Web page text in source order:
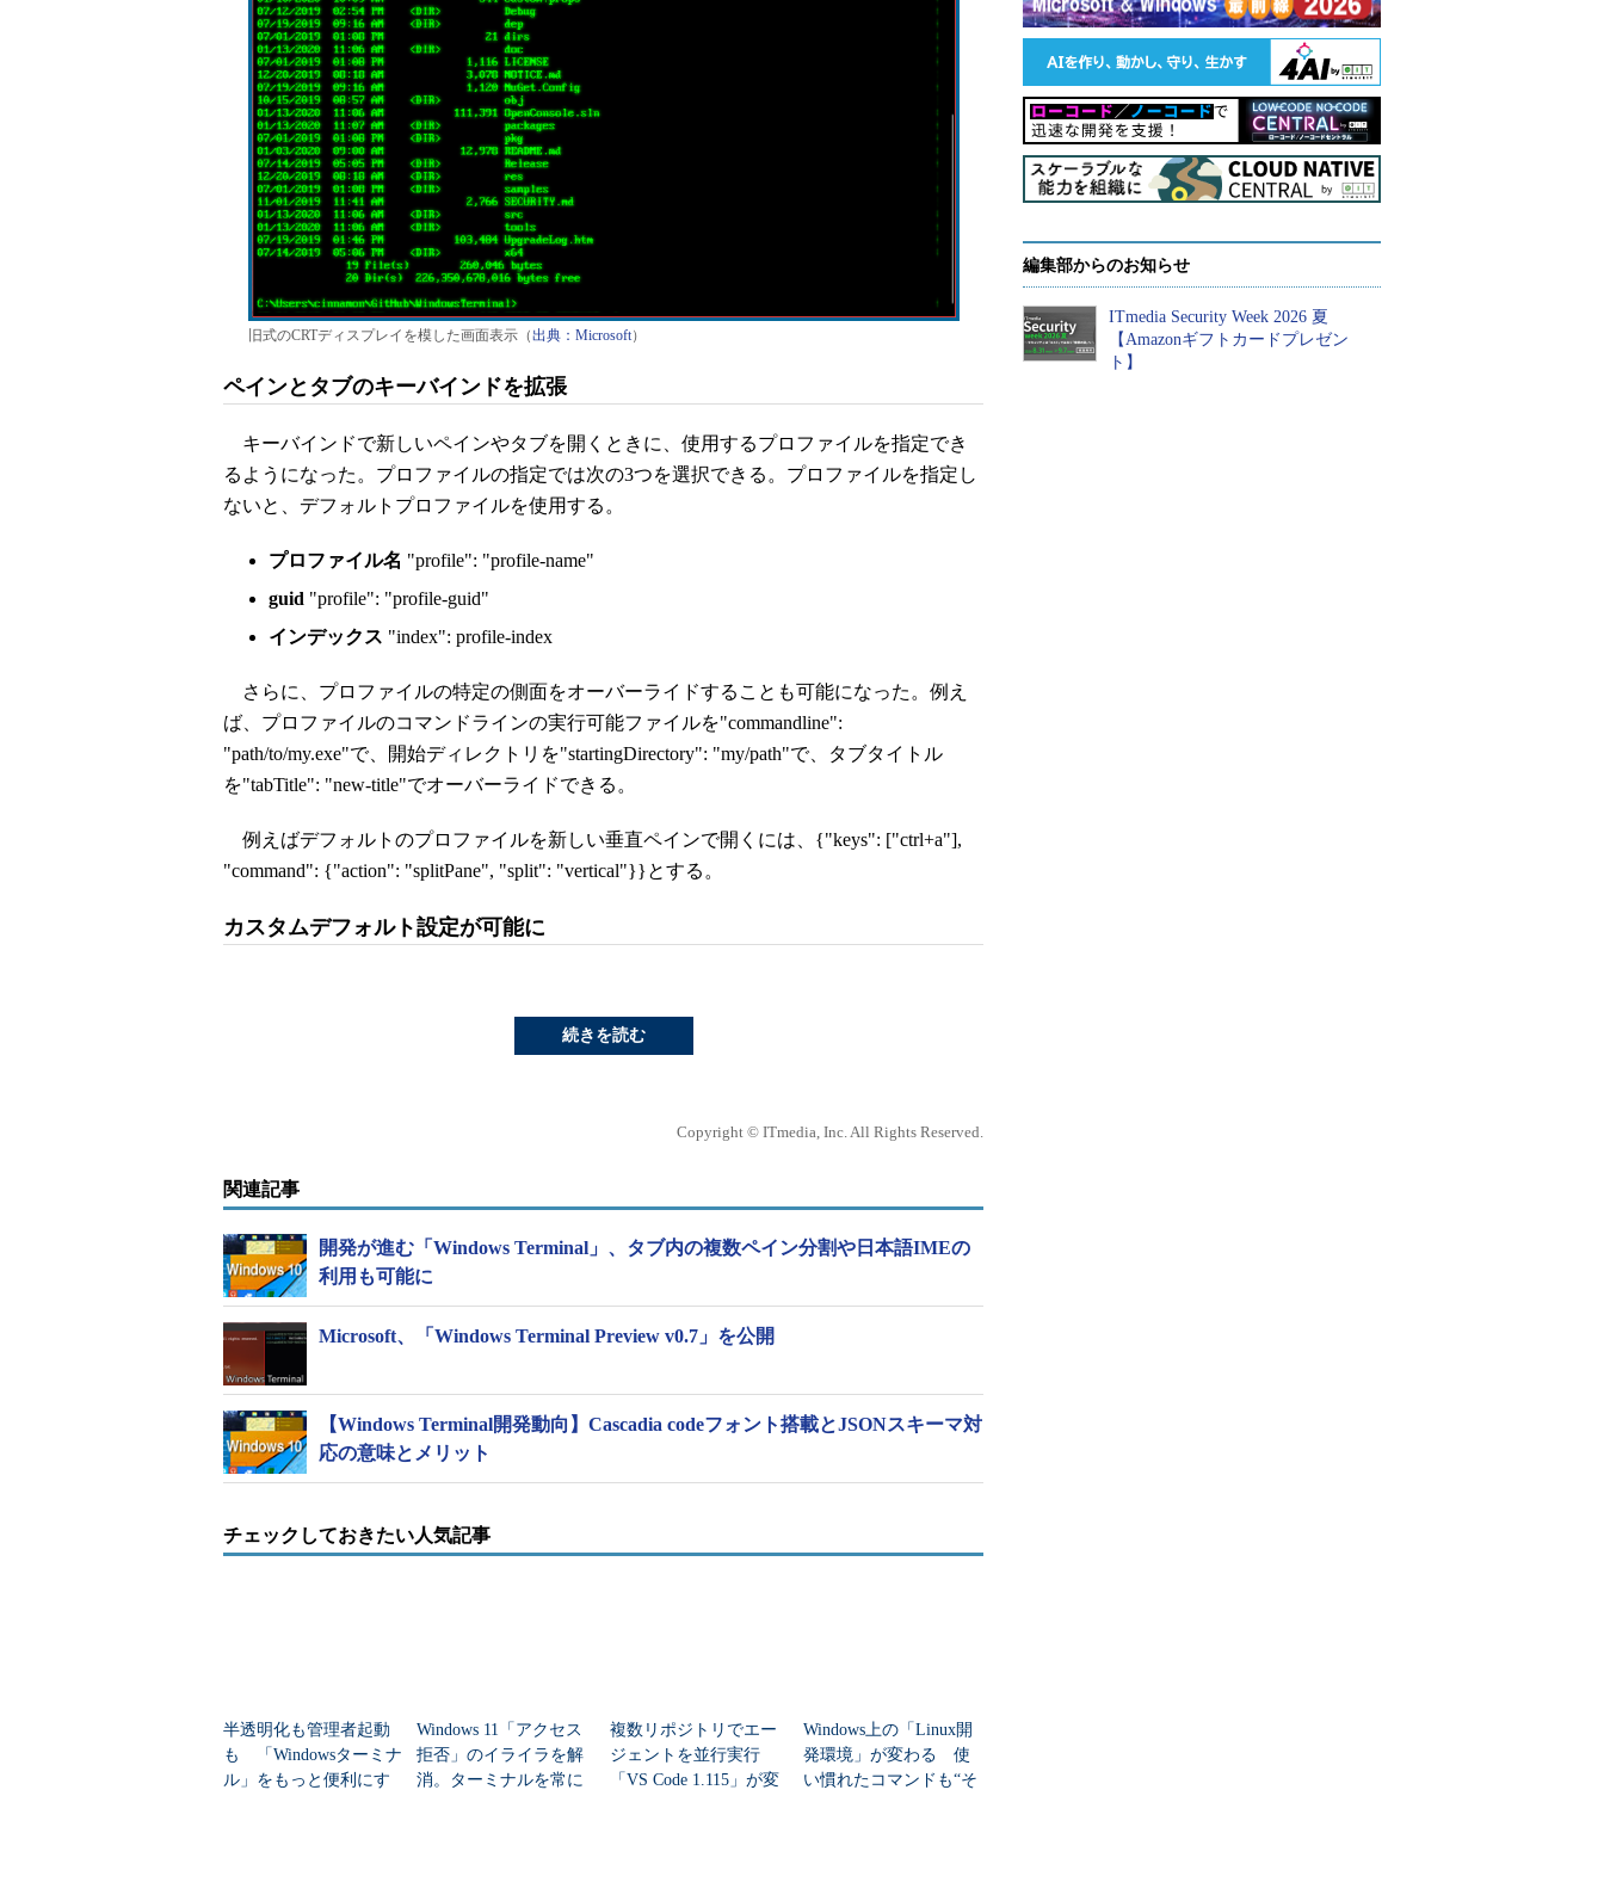
旧式のCRTディスプレイを模した画面表示（出典：Microsoft）
ペインとタブのキーバインドを拡張
キーバインドで新しいペインやタブを開くときに、使用するプロファイルを指定でき
るようになった。プロファイルの指定では次の3つを選択できる。プロファイルを指定し
ないと、デフォルトプロファイルを使用する。
プロファイル名 "profile": "profile-name"
guid "profile": "profile-guid"
インデックス "index": profile-index
さらに、プロファイルの特定の側面をオーバーライドすることも可能になった。例え
ば、プロファイルのコマンドラインの実行可能ファイルを"commandline":
"path/to/my.exe"で、開始ディレクトリを"startingDirectory": "my/path"で、タブタイトル
を"tabTitle": "new-title"でオーバーライドできる。
例えばデフォルトのプロファイルを新しい垂直ペインで開くには、{"keys": ["ctrl+a"],
"command": {"action": "splitPane", "split": "vertical"}}とする。
カスタムデフォルト設定が可能に
続きを読む
Copyright © ITmedia, Inc. All Rights Reserved.
関連記事
開発が進む「Windows Terminal」、タブ内の複数ペイン分割や日本語IMEの
利用も可能に
Microsoft、「Windows Terminal Preview v0.7」を公開
【Windows Terminal開発動向】Cascadia codeフォント搭載とJSONスキーマ対
応の意味とメリット
チェックしておきたい人気記事
半透明化も管理者起動
も 「Windowsターミナ
ル」をもっと便利にす
Windows 11「アクセス
拒否」のイライラを解
消。ターミナルを常に
複数リポジトリでエー
ジェントを並行実行
「VS Code 1.115」が変
Windows上の「Linux開
発環境」が変わる 使
い慣れたコマンドも“そ
編集部からのお知らせ
ITmedia Security Week 2026 夏
【Amazonギフトカードプレゼン
ト】